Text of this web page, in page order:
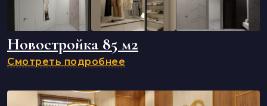
Новостройка 85 м2
Смотреть подробнее